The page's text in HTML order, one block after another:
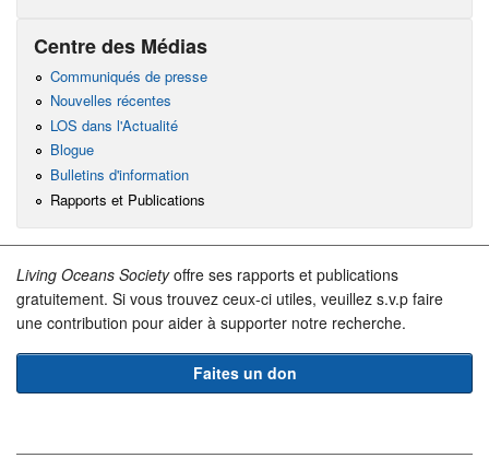
Centre des Médias
Communiqués de presse
Nouvelles récentes
LOS dans l'Actualité
Blogue
Bulletins d'information
Rapports et Publications
Living Oceans Societyoffre ses rapports et publications
gratuitement. Si vous trouvez ceux-ci utiles, veuillez s.v.p faire
une contribution pour aider à supporter notre recherche.
Faites un don